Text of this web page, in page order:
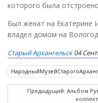
которого была
Был женат на Екатерине
владел домом на
Старый Архангельск 04
Предыдущий: Альбом